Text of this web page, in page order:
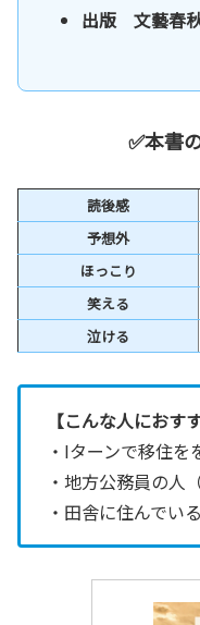
出版 文藝春
✅本書
読後感
予想外
ほっこり
笑える
泣ける
【こんな人におす
・Iターンで移住
・地方公務員の人
・田舎に住んでい